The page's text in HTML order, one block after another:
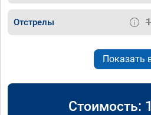
Отстрелы
Показать
Стоимость: